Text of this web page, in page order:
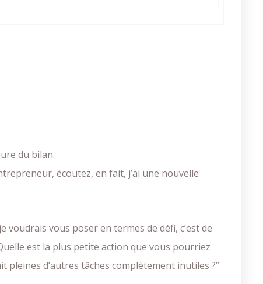
du bilan.
écoutez, en fait, j’ai une nouvelle
vous poser en termes de défi, c’est de
est la plus petite action que vous pourriez
d’autres tâches complètement inutiles ?”